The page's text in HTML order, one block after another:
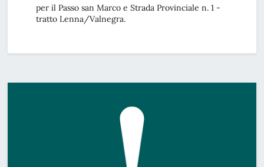
per il Passo san Marco e Strada Provinciale n. 1 -
tratto Lenna/Valnegra.